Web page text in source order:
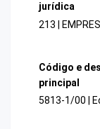
jurídica
213 |
Código e
principal
5813-1/00 |